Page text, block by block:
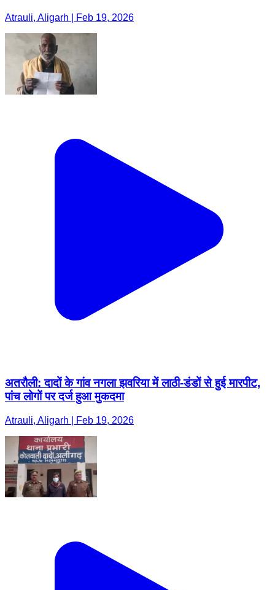
Atrauli, Aligarh | Feb 19, 2026
अतरौली: दादों के गांव नगला झवरिया में लाठी-डंडों से हुई मारपीट,
पांच लोगों पर दर्ज हुआ मुकदमा
Atrauli, Aligarh | Feb 19, 2026